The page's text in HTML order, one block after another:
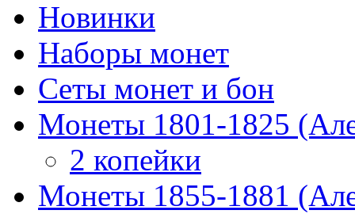
Новинки
Наборы монет
Сеты монет и бон
Монеты 1801-1825
2 копейки
Монеты 1855-1881